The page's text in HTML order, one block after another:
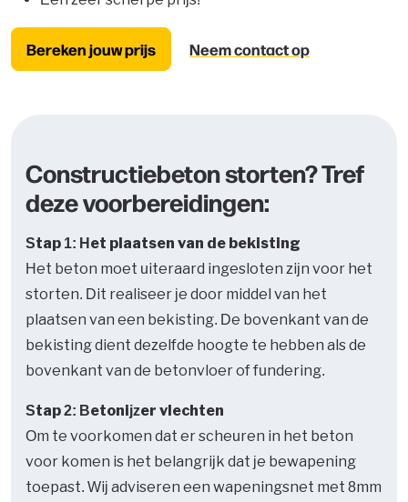
Bereken jouw prijs Neem contact op
Constructiebeton storten? Tref
deze voorbereidingen:
Stap 1: Het plaatsen van de bekisting
Het beton moet uiteraard ingesloten zijn voor het
storten. Dit realiseer je door middel van het
plaatsen van een bekisting. De bovenkant van de
bekisting dient dezelfde hoogte te hebben als de
bovenkant van de betonvloer of fundering.
Stap 2: Betonijzer vlechten
Om te voorkomen dat er scheuren in het beton
voor komen is het belangrijk dat je bewapening
toepast. Wij adviseren een wapeningsnet met 8mm